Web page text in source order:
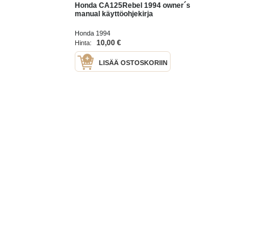
Honda CA125Rebel 1994 owner´s
manual käyttöohjekirja
Honda 1994
Hinta:
10,00 €
LISÄÄ OSTOSKORIIN